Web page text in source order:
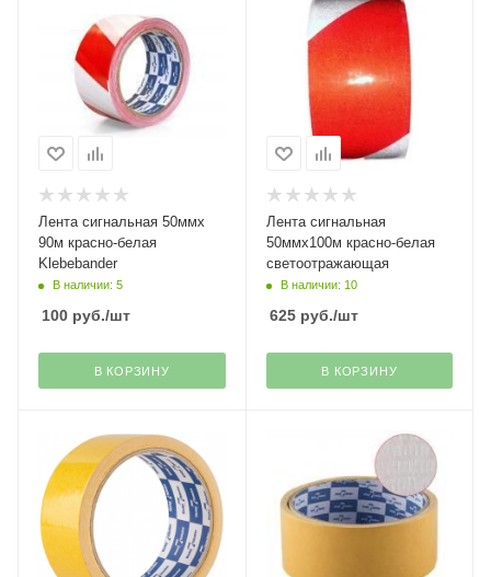
Лента сигнальная 50ммх
90м красно-белая
Klebebander
В наличии: 5
100 руб./шт
В КОРЗИНУ
Лента сигнальная
50ммх100м красно-белая
светоотражающая
В наличии: 10
625руб./шт
В КОРЗИНУ